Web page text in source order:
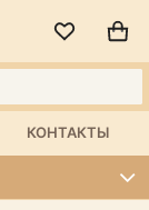
КОНТАКТЫ